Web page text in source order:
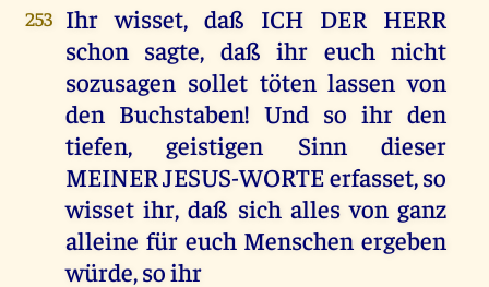
253 Ihr wisset, daß ICH DER HERR
schon sagte, daß ihr euch nicht
sozusagen sollet töten lassen von
den Buchstaben! Und so ihr den
tiefen, geistigen Sinn dieser
MEINER JESUS-WORTE erfasset, so
wisset ihr, daß sich alles von ganz
alleine für euch Menschen ergeben
würde, so ihr